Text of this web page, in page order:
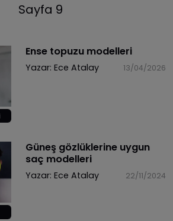
Sayfa 9
​Ense topuzu modelleri
Yazar: Ece Atalay 13/04/2026
​Güneş gözlüklerine uygun
saç modelleri
Yazar: Ece Atalay 22/11/2024